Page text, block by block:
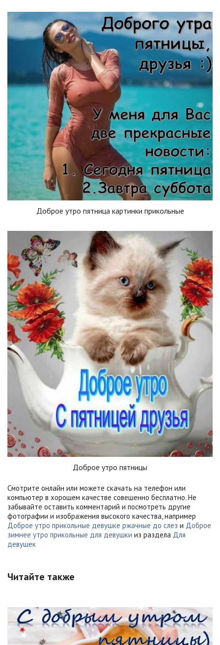
Доброе утро пятница картинки прикольные
Доброе утро пятницы
Смотрите онлайн или можете скачать на телефон или
компьютер в хорошем качестве совешенно бесплатно. Не
забывайте оставить комментарий и посмотреть другие
фотографии и изображения высокого качества, например
Доброе утро прикольные девушке ржачные до слез и Доброе
зимнее утро прикольные для девушки из раздела Для
девушек
Читайте также